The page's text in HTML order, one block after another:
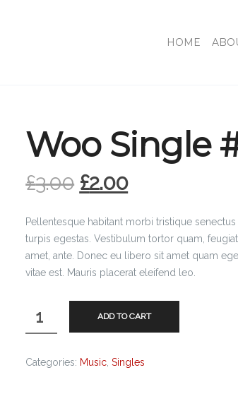
HOME
Woo Single
£3.00 £2.00
Pellentesque habitant morbi tristique
turpis egestas. Vestibulum tortor quam,
amet, ante. Donec eu libero sit amet quam
vitae est. Mauris placerat eleifend leo.
ADD TO CART
Categories: Music ,Singles